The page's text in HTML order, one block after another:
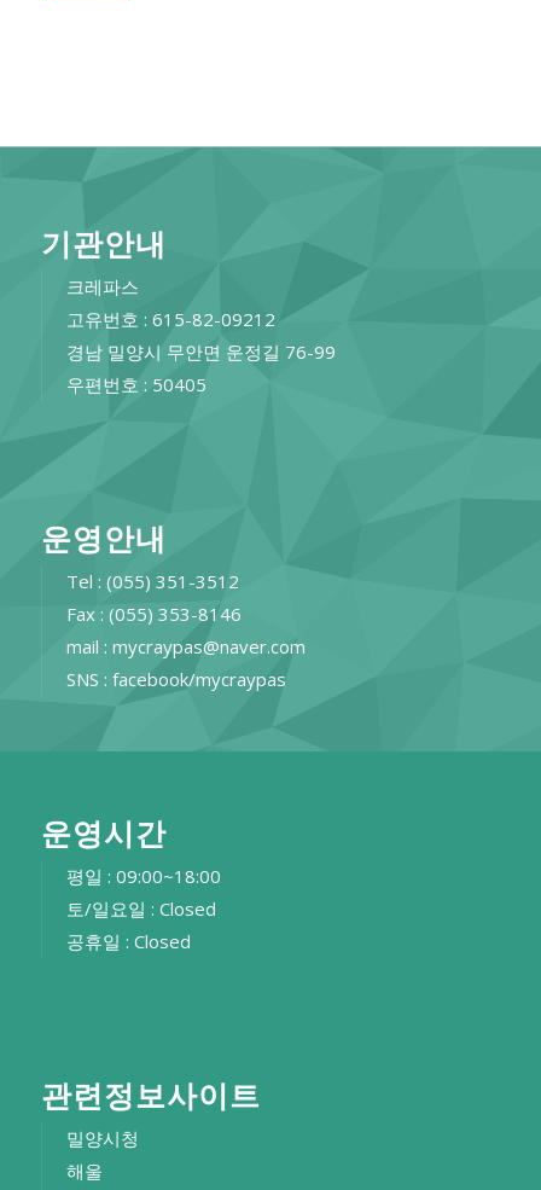
기관안내
크레파스
고유번호 : 615-82-09212
경남 밀양시 무안면 운정길 76-99
우편번호 : 50405
운영안내
Tel : (055) 351-3512
Fax : (055) 353-8146
mail : mycraypas@naver.com
SNS : facebook/mycraypas
운영시간
평일 : 09:00~18:00
토/일요일 : Closed
공휴일 : Closed
관련정보사이트
밀양시청
해울